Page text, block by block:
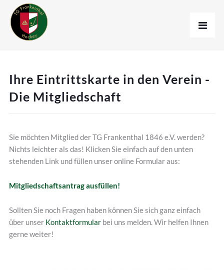
Ihre Eintrittskarte in den Verein -
Die Mitgliedschaft
Sie möchten Mitglied der TG Frankenthal 1846 e.V. werden?
Nichts leichter als das! Klicken Sie einfach auf den unten
stehenden Link und füllen unser online Formular aus:
Mitgliedschaftsantrag ausfüllen!
Sollten Sie noch Fragen haben können Sie sich ganz einfach
über unser Kontaktformularbei uns melden. Wir helfen Ihnen
gerne weiter!